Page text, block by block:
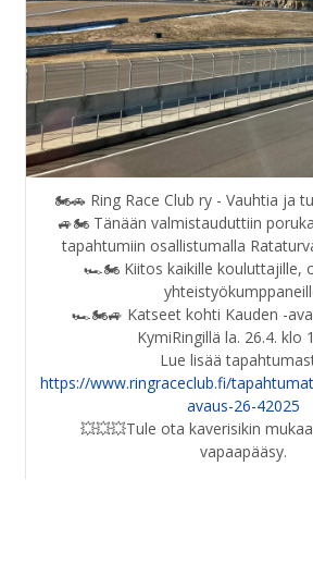
🏍️🚗 Ring Race Club ry - Vauhtia ja
🚙🏍️ Tänään valmistauduttiin
tapahtumiin osallistumalla
🏎️🏍️ Kiitos kaikille kouluttajille,
🏎️🏍️🚙 Katseet kohti Kauden -
KymiRingillä la. 26.4. klo
https://www.ringraceclub.fi/
avaus-26-42025
💥💥💥Tule ota kaverisikin
vapaapääsy.